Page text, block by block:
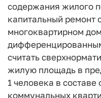
содержания жилого
капитальный ремонт
многоквартирном
считать
жилую площадь в
1 человека в
коммунальных